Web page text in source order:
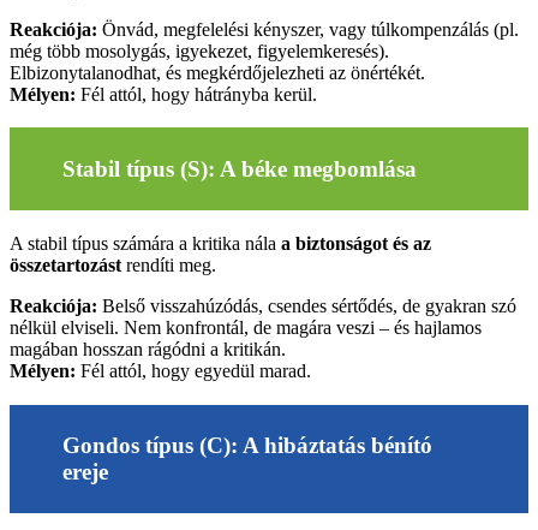
Reakciója: Önvád, megfelelési kényszer, vagy túlkompenzálás (pl.
még több mosolygás, igyekezet, figyelemkeresés).
Elbizonytalanodhat, és megkérdőjelezheti az önértékét.
Mélyen: Fél attól, hogy hátrányba kerül.
Stabil típus (S): A béke megbomlása
A stabil típus számára a kritika nála a biztonságot és az
összetartozást rendíti meg.
Reakciója: Belső visszahúzódás, csendes sértődés, de gyakran szó
nélkül elviseli. Nem konfrontál, de magára veszi – és hajlamos
magában hosszan rágódni a kritikán.
Mélyen: Fél attól, hogy egyedül marad.
Gondos típus (C): A hibáztatás bénító
ereje